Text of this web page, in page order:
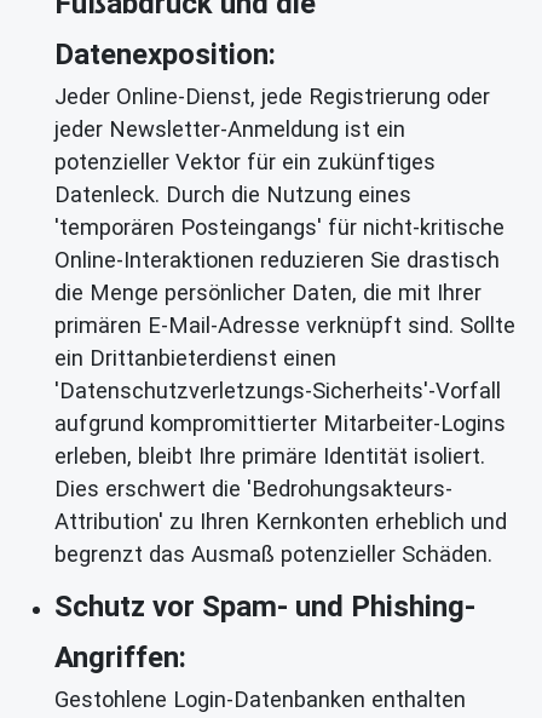
Datenexposition:
Jeder Online-Dienst, jede Registrierung oder
jeder Newsletter-Anmeldung ist ein
potenzieller Vektor für ein zukünftiges
Datenleck. Durch die Nutzung eines
'temporären Posteingangs' für nicht-kritische
Online-Interaktionen reduzieren Sie drastisch
die Menge persönlicher Daten, die mit Ihrer
primären E-Mail-Adresse verknüpft sind. Sollte
ein Drittanbieterdienst einen
'Datenschutzverletzungs-Sicherheits'-Vorfall
aufgrund kompromittierter Mitarbeiter-Logins
erleben, bleibt Ihre primäre Identität isoliert.
Dies erschwert die 'Bedrohungsakteurs-
Attribution' zu Ihren Kernkonten erheblich und
begrenzt das Ausmaß potenzieller Schäden.
Schutz vor Spam- und Phishing-
Angriffen:
Gestohlene Login-Datenbanken enthalten